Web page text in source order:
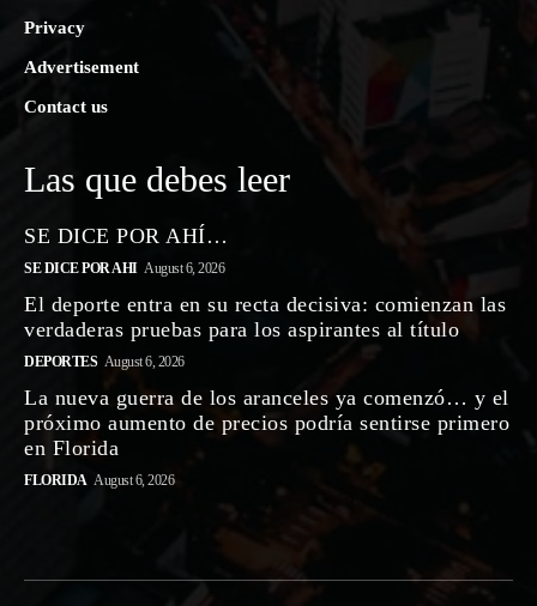
Privacy
Advertisement
Contact us
Las que debes leer
SE DICE POR AHÍ…
SE DICE POR AHI August 6, 2026
El deporte entra en su recta decisiva: comienzan las
verdaderas pruebas para los aspirantes al título
DEPORTES August 6, 2026
La nueva guerra de los aranceles ya comenzó… y el
próximo aumento de precios podría sentirse primero
en Florida
FLORIDA August 6, 2026